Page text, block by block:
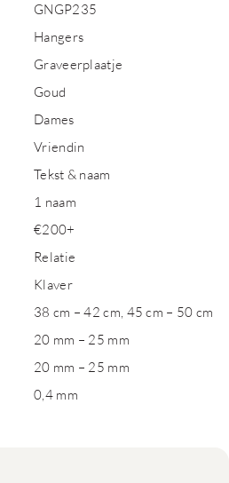
GNGP235
Hangers
Graveerplaatje
Goud
Dames
Vriendin
Tekst & naam
1 naam
€200+
Relatie
Klaver
38 cm – 42 cm, 45 cm – 50 cm
20 mm – 25 mm
20 mm – 25 mm
0,4 mm